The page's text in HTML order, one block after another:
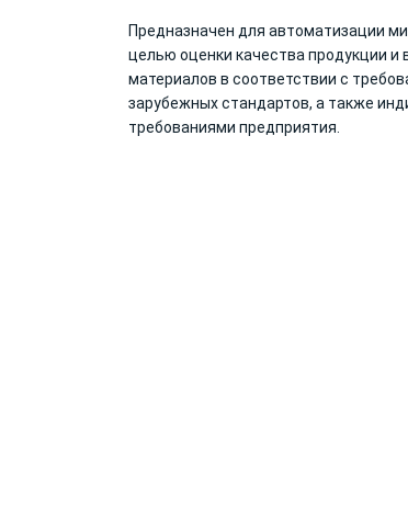
Предназначен для автоматизации
целью оценки качества продукции и
материалов в соответствии с
зарубежных стандартов, а также
требованиями предприятия.